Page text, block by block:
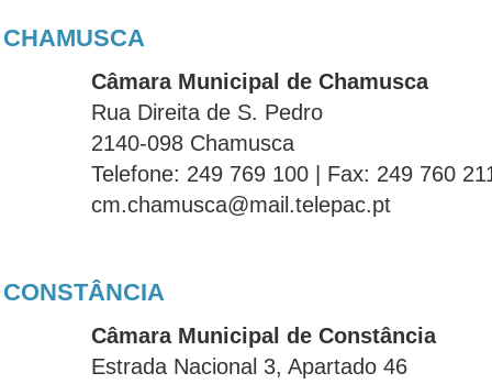
CHAMUSCA
Câmara Municipal de Chamusca
Rua Direita de S. Pedro
2140-098 Chamusca
Telefone: 249 769 100 | Fax: 249 760
cm.chamusca@mail.telepac.pt
CONSTÂNCIA
Câmara Municipal de Constância
Estrada Nacional 3, Apartado 46